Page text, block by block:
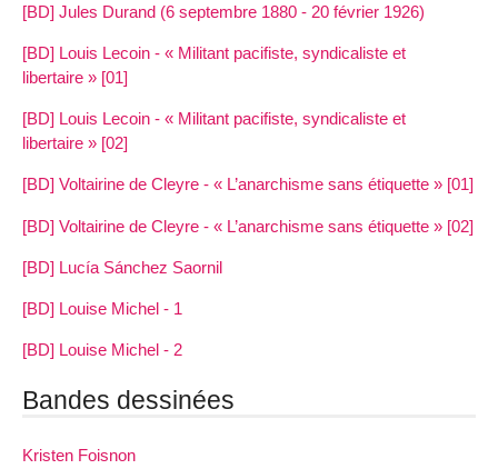
[BD] Jules Durand (6 septembre 1880 - 20 février 1926)
[BD] Louis Lecoin - « Militant pacifiste, syndicaliste et
libertaire » [01]
[BD] Louis Lecoin - « Militant pacifiste, syndicaliste et
libertaire » [02]
[BD] Voltairine de Cleyre - « L’anarchisme sans étiquette » [01]
[BD] Voltairine de Cleyre - « L’anarchisme sans étiquette » [02]
[BD] Lucía Sánchez Saornil
[BD] Louise Michel - 1
[BD] Louise Michel - 2
Bandes dessinées
Kristen Foisnon